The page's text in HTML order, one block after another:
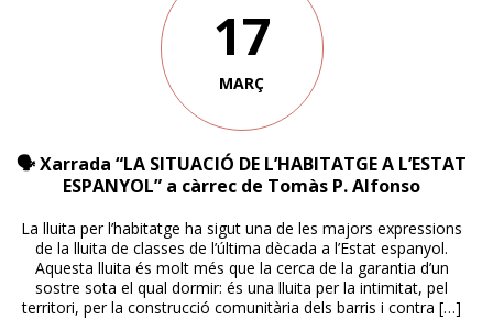
17
MARÇ
🗣 Xarrada “LA SITUACIÓ DE L’HABITATGE A L’ESTAT
ESPANYOL” a càrrec de Tomàs P. Alfonso
La lluita per l’habitatge ha sigut una de les majors expressions
de la lluita de classes de l’última dècada a l’Estat espanyol.
Aquesta lluita és molt més que la cerca de la garantia d’un
sostre sota el qual dormir: és una lluita per la intimitat, pel
territori, per la construcció comunitària dels barris i contra […]